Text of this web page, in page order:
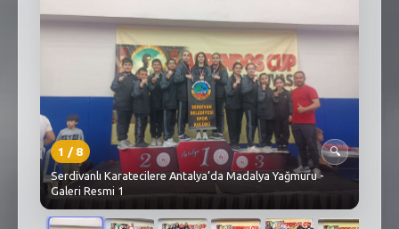
1 /8
🔍
Serdivanlı Karatecilere Antalya’da Madalya Yağmuru -
Galeri Resmi 1
E NÖBETÇI ECZANELER
SABSIS - AFET
TRAFIKPARK
KÜREK
PARKLAR